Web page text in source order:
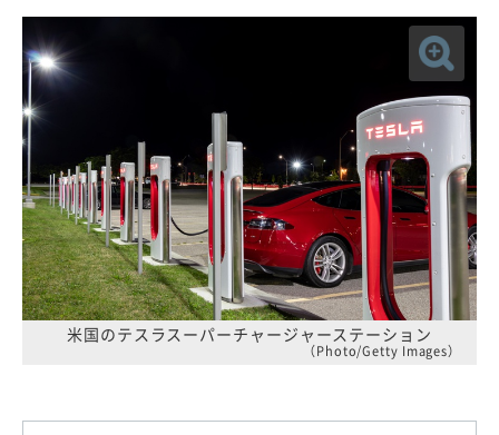
米国のテスラスーパーチャージャーステーション
（Photo/Getty Images）